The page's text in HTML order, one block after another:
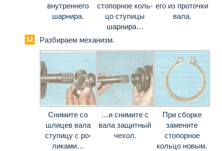
внут­реннего
шарнира.
стопорное коль­
цо ступицы
шарнира…
его из про­точки
вала.
Разбираем механизм.
Снимите со
шлицев вала
ступицу с ро­
ликами…
…и снимите с
вала защитный
чехол.
При сборке
замените
стопорное
кольцо но­вым.